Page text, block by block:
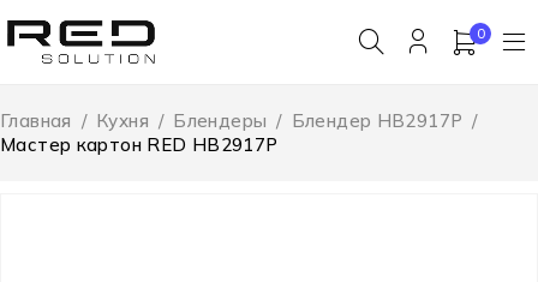
0
Главная / Кухня / Блендеры / Блендер HB2917P /
Мастер картон RED HB2917P